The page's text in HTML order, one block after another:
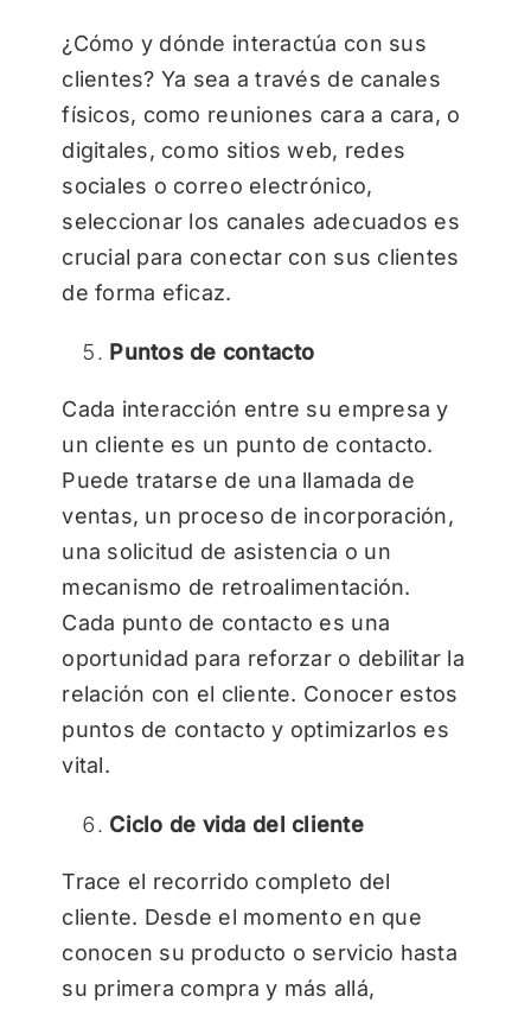
¿Cómo y dónde interactúa con sus
clientes? Ya sea a través de canales
físicos, como reuniones cara a cara, o
digitales, como sitios web, redes
sociales o correo electrónico,
seleccionar los canales adecuados es
crucial para conectar con sus clientes
de forma eficaz.
Puntos de contacto
Cada interacción entre su empresa y
un cliente es un punto de contacto.
Puede tratarse de una llamada de
ventas, un proceso de incorporación,
una solicitud de asistencia o un
mecanismo de retroalimentación.
Cada punto de contacto es una
oportunidad para reforzar o debilitar la
relación con el cliente. Conocer estos
puntos de contacto y optimizarlos es
vital.
Ciclo de vida del cliente
Trace el recorrido completo del
cliente. Desde el momento en que
conocen su producto o servicio hasta
su primera compra y más allá,